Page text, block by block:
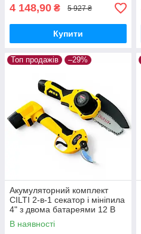
4 148,90 ₴ 5 927 ₴
Купити
Топ продажів –29%
Акумуляторний комплект
CILTI 2-в-1 секатор і мініпила
4" з двома батареями 12 В
В наявності